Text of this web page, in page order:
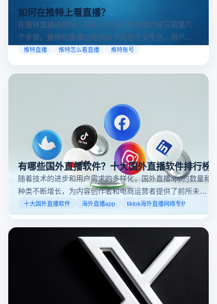
如何在推特上看直播？
在推特直播很简单，浏览正在进行的直播内容只需要几
个步骤。推特的直播功能类似于其他社交平台，用户可
以通过关注自己喜欢的账号、浏览话题标签或查看实时
可以随时随地参与实时互动，无论是关注新闻事件、休
推特直播 推特怎么看直播 推特账号
有哪些国外直播软件？十大国外直播软件排行榜
随着技术的进步和用户需求的多样化，国外直播app的数量和
种类不断增长，为内容创作者和电商运营者提供了前所未有
的机遇。如果你是一个跨境电商从业者，想要了解2025年十
大国外直播软件排行榜，那么你来对地方了！接下来跟着云
登多开浏览器一起来了解海外直播平台哪些最受欢迎。
十大国外直播软件 海外直播app tiktok海外直播网络专线